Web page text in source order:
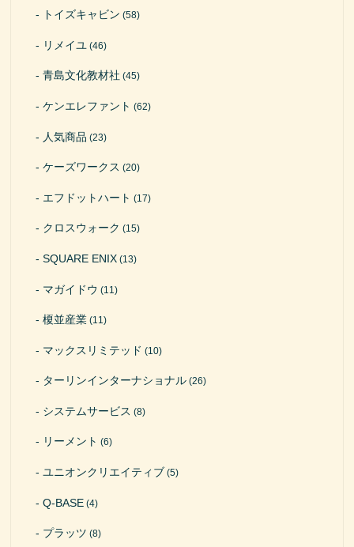
トイズキャビン (58)
リメイユ (46)
青島文化教材社 (45)
ケンエレファント (62)
人気商品 (23)
ケーズワークス (20)
エフドットハート (17)
クロスウォーク (15)
SQUARE ENIX (13)
マガイドウ (11)
榎並産業 (11)
マックスリミテッド (10)
ターリンインターナショナル (26)
システムサービス (8)
リーメント (6)
ユニオンクリエイティブ (5)
Q-BASE (4)
プラッツ (8)